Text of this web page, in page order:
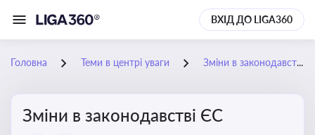
ВХІД ДО LIGA360
Головна Теми в центрі уваги Зміни в законодавстві ЄС
Зміни в законодавстві ЄС